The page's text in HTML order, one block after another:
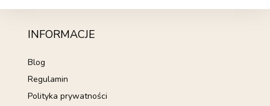
INFORMACJE
Blog
Regulamin
Polityka prywatności